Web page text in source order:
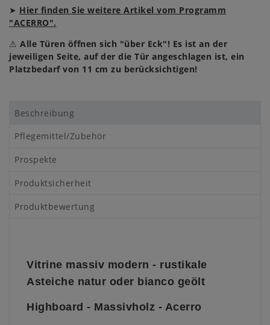
➤ Hier finden Sie weitere Artikel vom Programm
"ACERRO".
⚠ Alle Türen öffnen sich "über Eck"! Es ist an der
jeweiligen Seite, auf der die Tür angeschlagen ist, ein
Platzbedarf von 11 cm zu berücksichtigen!
Beschreibung
Pflegemittel/Zubehör
Prospekte
Produktsicherheit
Produktbewertung
Vitrine massiv modern - rustikale
Asteiche natur oder bianco geölt
Highboard - Massivholz - Acerro